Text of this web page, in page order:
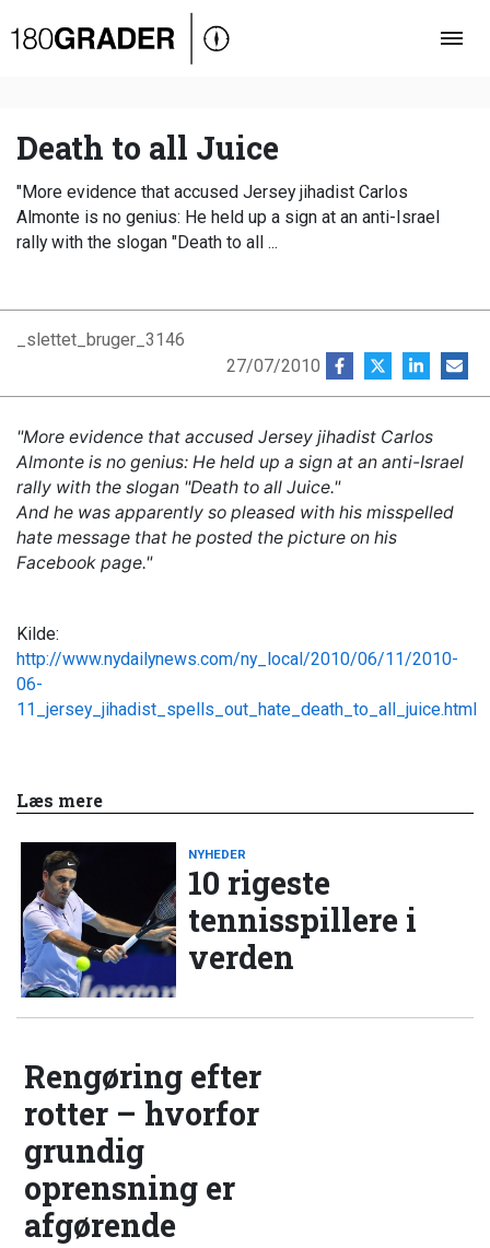
Oversigt
Debat
Video
Podcast
Death to all Juice
"More evidence that accused Jersey jihadist Carlos
Almonte is no genius: He held up a sign at an anti-Israel
rally with the slogan "Death to all ...
_slettet_bruger_3146
27/07/2010
"More evidence that accused Jersey jihadist Carlos
Almonte is no genius: He held up a sign at an anti-Israel
rally with the slogan "Death to all Juice."
And he was apparently so pleased with his misspelled
hate message that he posted the picture on his
Facebook page."
Kilde:
http://www.nydailynews.com/ny_local/2010/06/11/2010-
06-
11_jersey_jihadist_spells_out_hate_death_to_all_juice.html
Læs mere
NYHEDER
10 rigeste
tennisspillere i
verden
Rengøring efter
rotter – hvorfor
grundig
oprensning er
afgørende